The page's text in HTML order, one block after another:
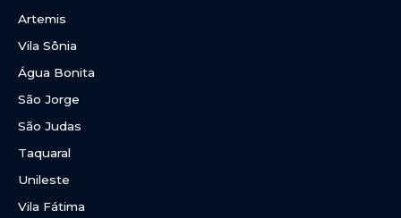
Artemis
Vila Sônia
Água Bonita
São Jorge
São Judas
Taquaral
Unileste
Vila Fátima